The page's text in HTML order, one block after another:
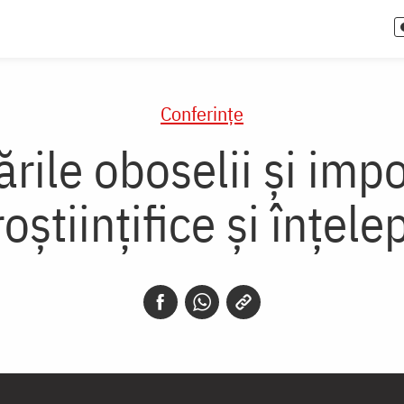
Conferințe
oboselii și
și